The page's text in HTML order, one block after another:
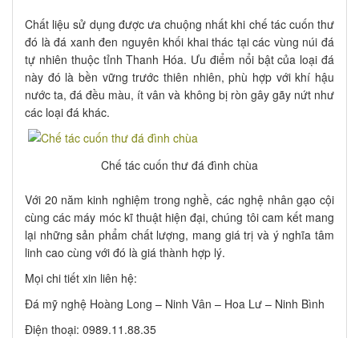
Chất liệu sử dụng được ưa chuộng nhất khi chế tác cuốn thư
đó là đá xanh đen nguyên khối khai thác tại các vùng núi đá
tự nhiên thuộc tỉnh Thanh Hóa. Ưu điểm nổi bật của loại đá
này đó là bền vững trước thiên nhiên, phù hợp với khí hậu
nước ta, đá đều màu, ít vân và không bị ròn gây gãy nứt như
các loại đá khác.
Chế tác cuốn thư đá đình chùa
Với 20 năm kinh nghiệm trong nghề, các nghệ nhân gạo cội
cùng các máy móc kĩ thuật hiện đại, chúng tôi cam kết mang
lại những sản phẩm chất lượng, mang giá trị và ý nghĩa tâm
linh cao cùng với đó là giá thành hợp lý.
Mọi chi tiết xin liên hệ:
Đá mỹ nghệ Hoàng Long – Ninh Vân – Hoa Lư – Ninh Bình
Điện thoại: 0989.11.88.35